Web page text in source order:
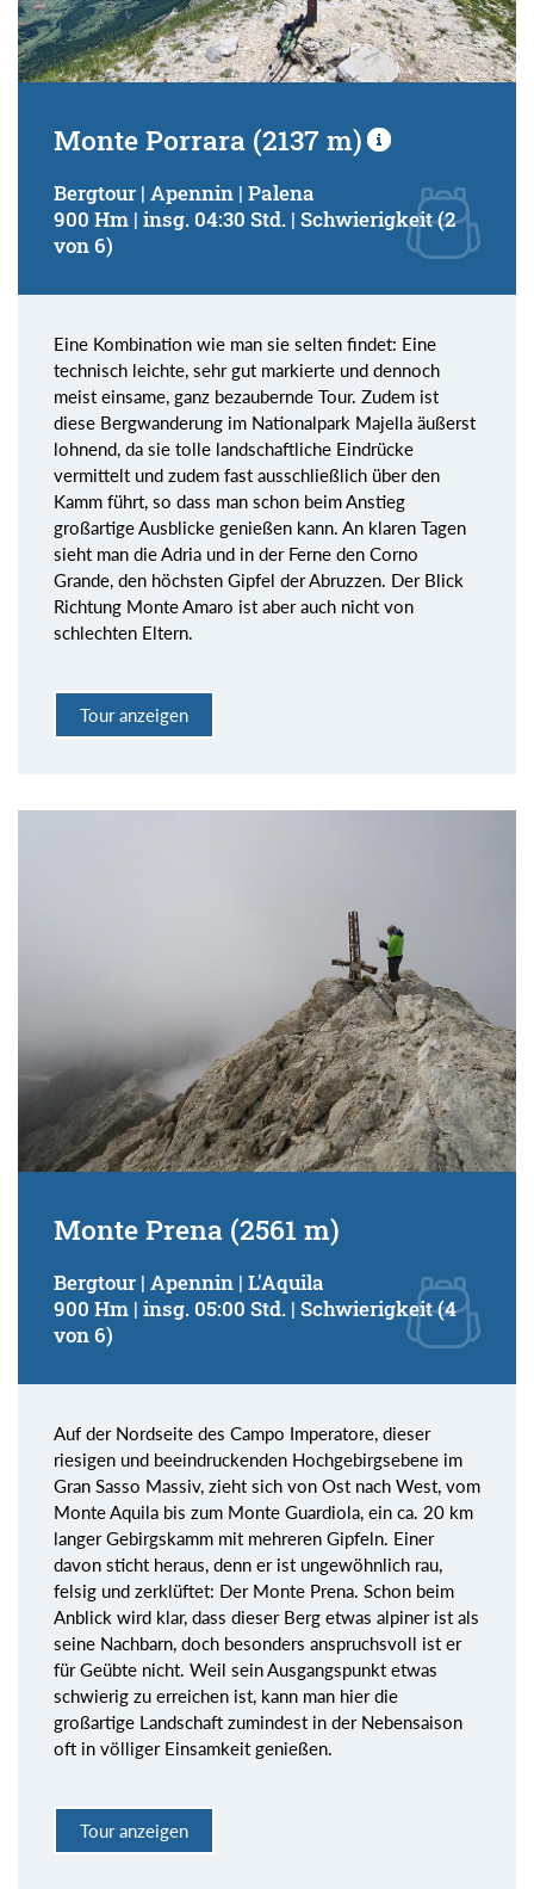
Monte Porrara (2137 m)
Bergtour | Apennin | Palena
900 Hm | insg. 04:30 Std. | Schwierigkeit (2
von 6)
Eine Kombination wie man sie selten findet: Eine
technisch leichte, sehr gut markierte und dennoch
meist einsame, ganz bezaubernde Tour. Zudem ist
diese Bergwanderung im Nationalpark Majella äußerst
lohnend, da sie tolle landschaftliche Eindrücke
vermittelt und zudem fast ausschließlich über den
Kamm führt, so dass man schon beim Anstieg
großartige Ausblicke genießen kann. An klaren Tagen
sieht man die Adria und in der Ferne den Corno
Grande, den höchsten Gipfel der Abruzzen. Der Blick
Richtung Monte Amaro ist aber auch nicht von
schlechten Eltern.
Tour anzeigen
Monte Prena (2561 m)
Bergtour | Apennin | L'Aquila
900 Hm | insg. 05:00 Std. | Schwierigkeit (4
von 6)
Auf der Nordseite des Campo Imperatore, dieser
riesigen und beeindruckenden Hochgebirgsebene im
Gran Sasso Massiv, zieht sich von Ost nach West, vom
Monte Aquila bis zum Monte Guardiola, ein ca. 20 km
langer Gebirgskamm mit mehreren Gipfeln. Einer
davon sticht heraus, denn er ist ungewöhnlich rau,
felsig und zerklüftet: Der Monte Prena. Schon beim
Anblick wird klar, dass dieser Berg etwas alpiner ist als
seine Nachbarn, doch besonders anspruchsvoll ist er
für Geübte nicht. Weil sein Ausgangspunkt etwas
schwierig zu erreichen ist, kann man hier die
großartige Landschaft zumindest in der Nebensaison
oft in völliger Einsamkeit genießen.
Tour anzeigen